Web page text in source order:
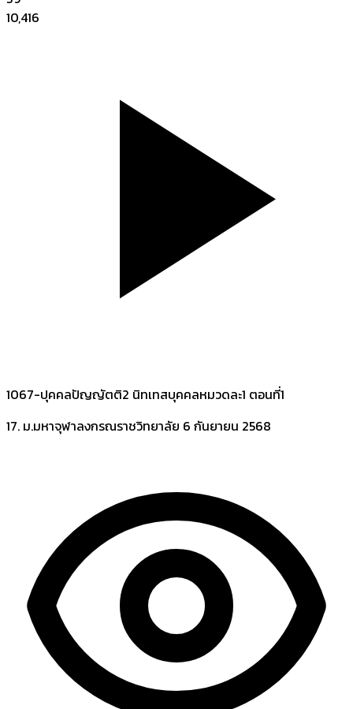
10,416
1067-ปุคคลปัญญัตติ2 นิทเทสบุคคลหมวดละ1 ตอนที่1
17. ม.มหาจุฬาลงกรณราชวิทยาลัย 6 กันยายน 2568